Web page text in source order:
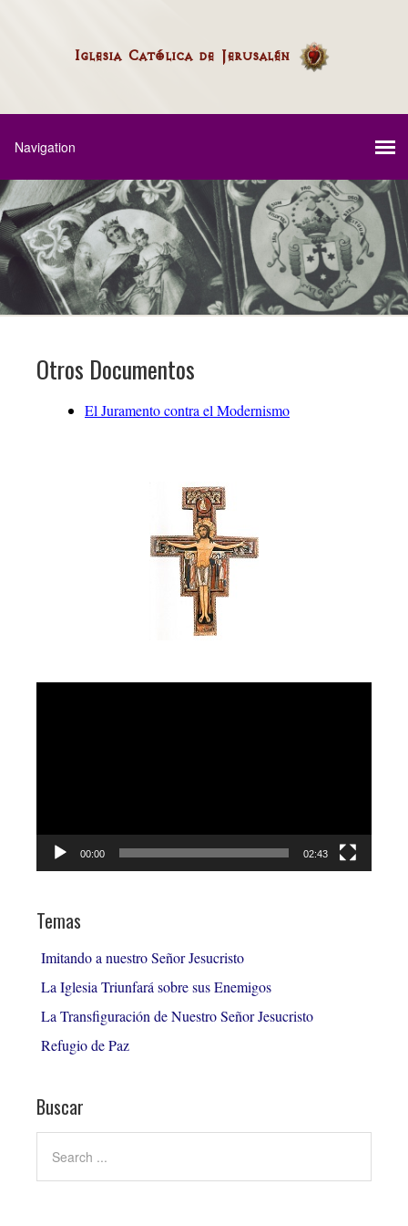
Otros Documentos
El Juramento contra el Modernismo
00:00 02:43
Temas
Imitando a nuestro Señor Jesucristo
La Iglesia Triunfará sobre sus Enemigos
La Transfiguración de Nuestro Señor Jesucristo
Refugio de Paz
Buscar